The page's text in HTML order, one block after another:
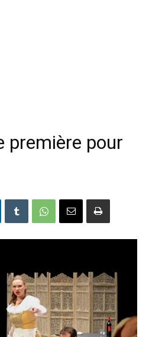
première pour